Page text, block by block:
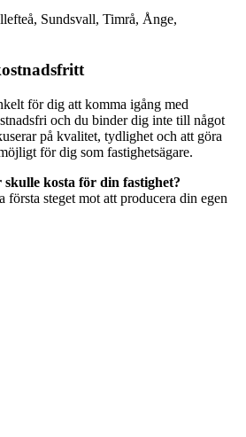
Sundsvall, Timrå, Ånge,
för dig att komma igång med
och du binder dig inte till något
på kvalitet, tydlighet och att göra
för dig som fastighetsägare.
kosta för din fastighet?
första steget mot att producera din egen